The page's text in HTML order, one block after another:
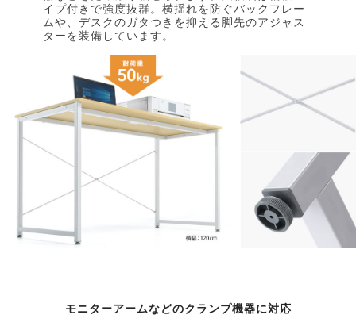
イプ付きで強度抜群。横揺れを防ぐバックフレー
ムや、デスクのガタつきを抑える脚先のアジャス
ターを装備しています。
モニターアームなどのクランプ機器に対応